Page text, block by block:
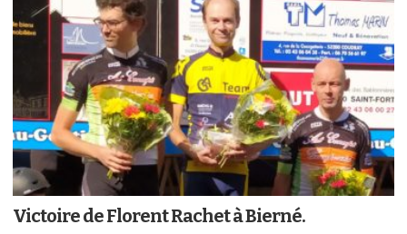
Victoire de Florent Rachet à Bierné.